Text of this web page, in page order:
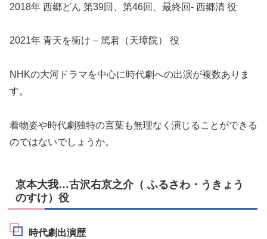
2018年 西郷どん 第39回、第46回、最終回- 西郷清 役
2021年 青天を衝け – 篤君（天璋院） 役
NHKの大河ドラマを中心に時代劇への出演が複数ありま
す。
着物姿や時代劇独特の言葉も無理なく演じることができる
のではないでしょうか。
京本大我…古沢右京之介（ ふるさわ・うきょう
のすけ）役
時代劇出演歴